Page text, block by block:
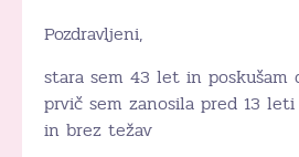
Pozdravljeni,
stara sem 43 let in poskušam
prvič sem zanosila pred 13
in brez težav